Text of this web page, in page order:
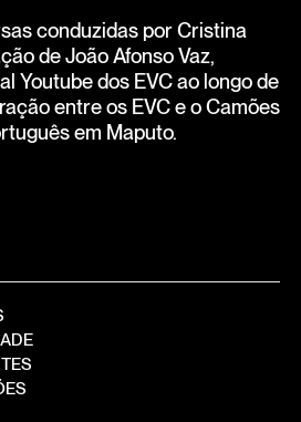
conduzidas por Cristina
de João Afonso Vaz,
Youtube dos EVC ao longo de
entre os EVC e o Camões
em Maputo.